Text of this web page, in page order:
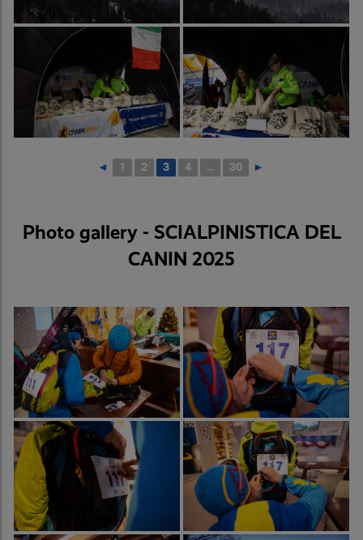
◄ 1 2 3 4 ... 30 ►
Photo gallery - SCIALPINISTICA DEL
CANIN 2025